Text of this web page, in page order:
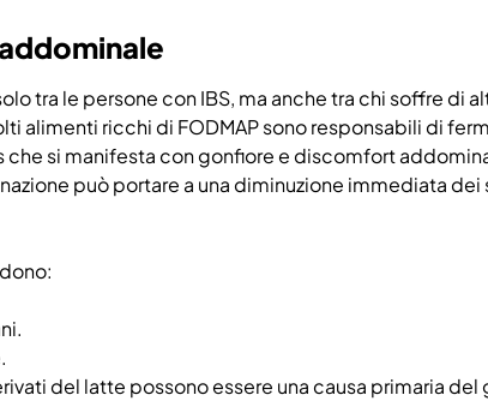
tra le persone con IBS, ma anche tra chi soffre di
alimenti ricchi di FODMAP sono responsabili di
si manifesta con gonfiore e discomfort
può portare a una diminuzione immediata dei
del latte possono essere una causa primaria del